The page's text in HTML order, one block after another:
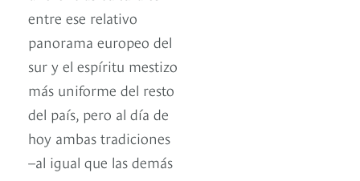
entre ese relativo
panorama europeo del
sur y el espíritu mestizo
más uniforme del resto
del país, pero al día de
hoy ambas tradiciones
–al igual que las demás